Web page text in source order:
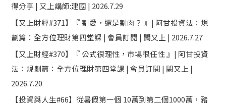
得分享 | 又上講師:建國 | 2026.7.29
【又上財經#371】『 割愛，還是割肉？ 』| 阿甘投資法：規
劃篇：全方位理財第四堂課 | 會員訂閱 | 闕又上 | 2026.7.27
【又上財經#370】『 公式很理性，市場很任性 』| 阿甘投資
法：規劃篇：全方位理財第四堂課 | 會員訂閱 | 闕又上 |
2026.7.20
【投資與人生#66】從暑假第一個 10萬到第二個1000萬，豬